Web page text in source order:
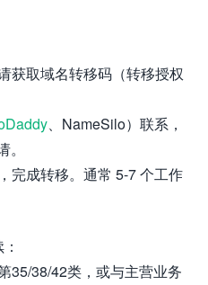
获取域名转移码（转移授权
、NameSilo）联系，
完成转移。通常 5-7 个工作
35/38/42类，或与主营业务